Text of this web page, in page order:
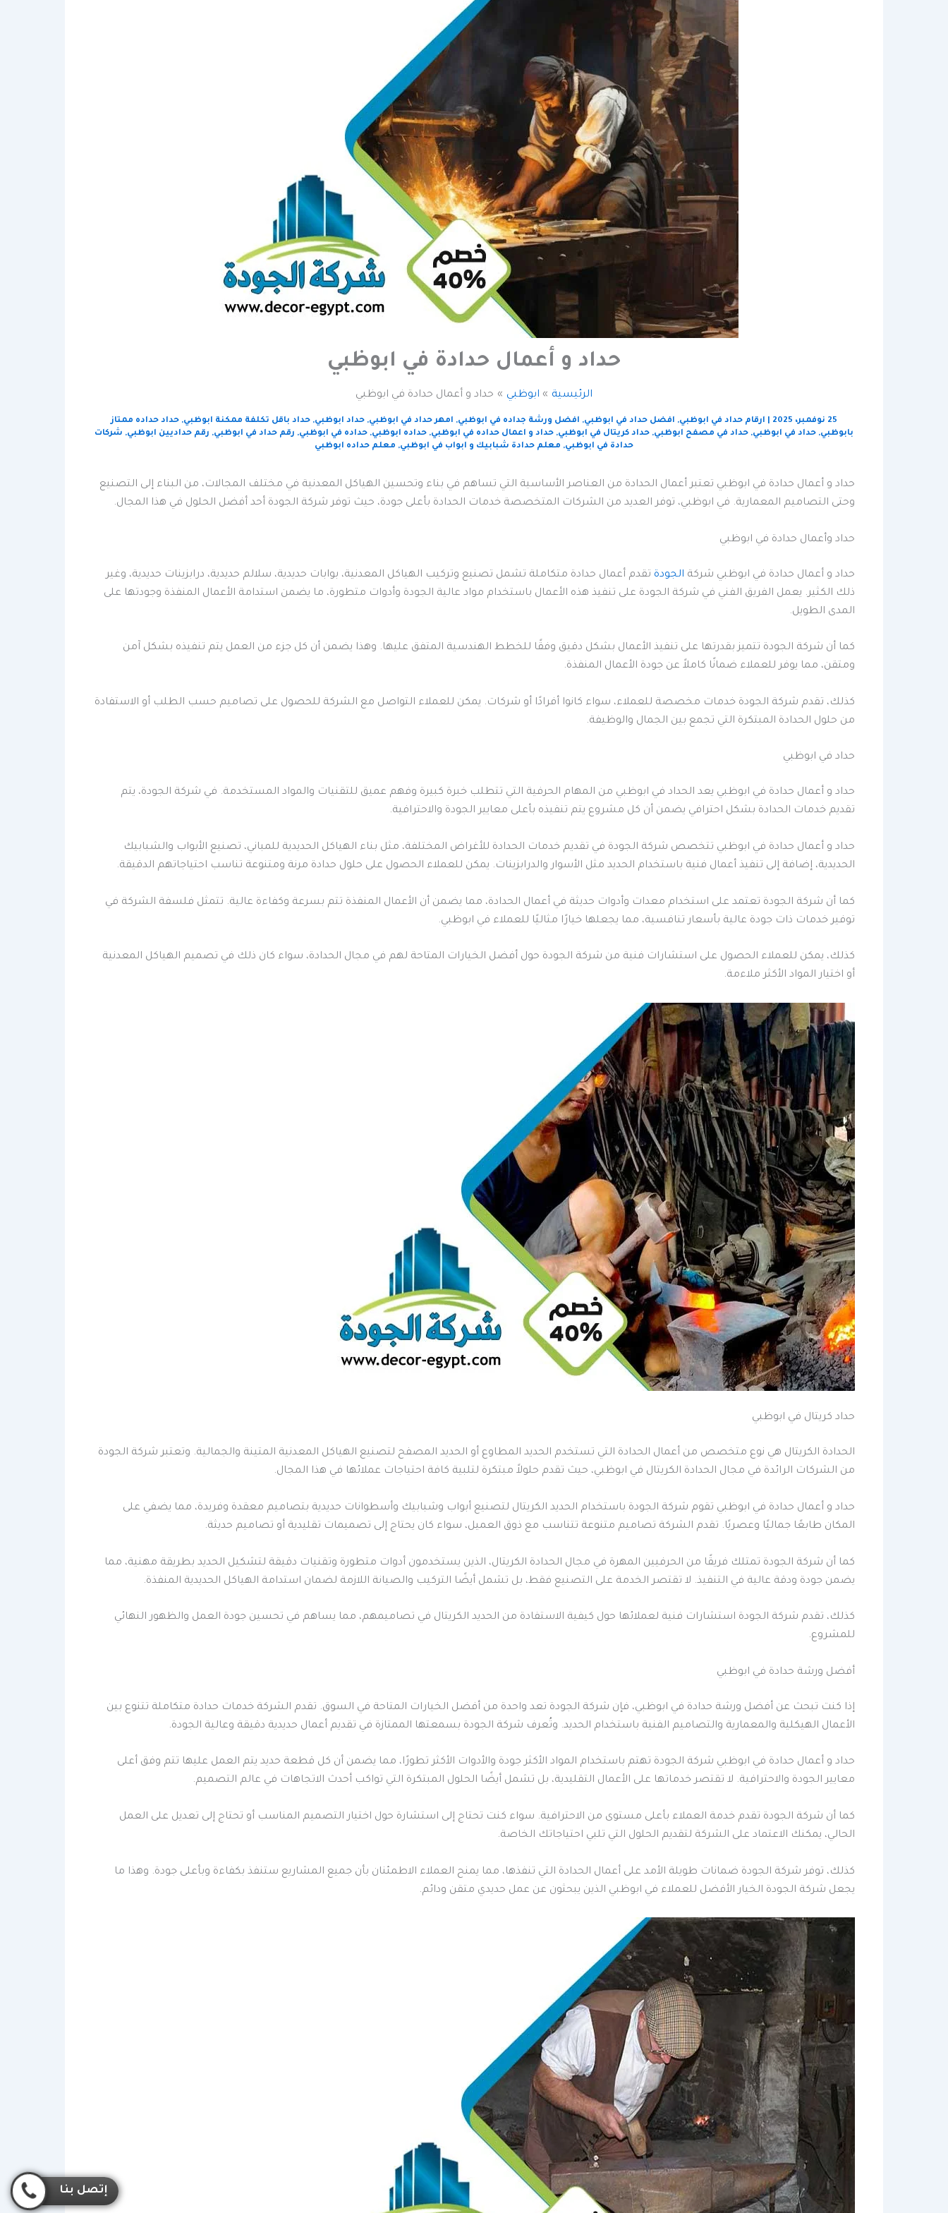
حداد و أعمال حدادة في ابوظبي
الرئيسية ابوظبي حداد و أعمال حدادة في ابوظبي
25 نوفمبر، 2025 ارقام حداد في ابوظبي, افضل حداد في ابوظبي, افضل ورشة جداده في ابوظبي, امهر حداد في ابوظبي, حداد ابوظبي, حداد باقل تكلفة ممكنة ابوظبي, حداد حداده ممتاز
بابوظبي, حداد في ابوظبي, حداد في مصفح ابوظبي, حداد كريتال في ابوظبي, حداد و اعمال حداده في ابوظبي, حداده ابوظبي, حداده في ابوظبي, رقم حداد في ابوظبي, رقم حداديين ابوظبي, شركات
حدادة في ابوظبي, معلم حدادة شبابيك و ابواب في ابوظبي, معلم حداده ابوظبي
حداد و أعمال حدادة في ابوظبي تعتبر أعمال الحدادة من العناصر الأساسية التي تساهم في بناء وتحسين الهياكل المعدنية في مختلف المجالات، من البناء إلى التصنيع
وحتى التصاميم المعمارية. في ابوظبي، توفر العديد من الشركات المتخصصة خدمات الحدادة بأعلى جودة، حيث توفر شركة الجودة أحد أفضل الحلول في هذا المجال.
حداد وأعمال حدادة في ابوظبي
حداد و أعمال حدادة في ابوظبي شركة الجودة تقدم أعمال حدادة متكاملة تشمل تصنيع وتركيب الهياكل المعدنية، بوابات حديدية، سلالم حديدية، درابزينات حديدية، وغير
ذلك الكثير. يعمل الفريق الفني في شركة الجودة على تنفيذ هذه الأعمال باستخدام مواد عالية الجودة وأدوات متطورة، ما يضمن استدامة الأعمال المنفذة وجودتها على
المدى الطويل.
كما أن شركة الجودة تتميز بقدرتها على تنفيذ الأعمال بشكل دقيق وفقًا للخطط الهندسية المتفق عليها. وهذا يضمن أن كل جزء من العمل يتم تنفيذه بشكل آمن
ومتقن، مما يوفر للعملاء ضمانًا كاملاً عن جودة الأعمال المنفذة.
كذلك، تقدم شركة الجودة خدمات مخصصة للعملاء، سواء كانوا أفرادًا أو شركات. يمكن للعملاء التواصل مع الشركة للحصول على تصاميم حسب الطلب أو الاستفادة
من حلول الحدادة المبتكرة التي تجمع بين الجمال والوظيفة.
حداد في ابوظبي
حداد و أعمال حدادة في ابوظبي يعد الحداد في ابوظبي من المهام الحرفية التي تتطلب خبرة كبيرة وفهم عميق للتقنيات والمواد المستخدمة. في شركة الجودة، يتم
تقديم خدمات الحدادة بشكل احترافي يضمن أن كل مشروع يتم تنفيذه بأعلى معايير الجودة والاحترافية.
حداد و أعمال حدادة في ابوظبي تتخصص شركة الجودة في تقديم خدمات الحدادة للأغراض المختلفة، مثل بناء الهياكل الحديدية للمباني، تصنيع الأبواب والشبابيك
الحديدية، إضافة إلى تنفيذ أعمال فنية باستخدام الحديد مثل الأسوار والدرابزينات. يمكن للعملاء الحصول على حلول حدادة مرنة ومتنوعة تناسب احتياجاتهم الدقيقة.
كما أن شركة الجودة تعتمد على استخدام معدات وأدوات حديثة في أعمال الحدادة، مما يضمن أن الأعمال المنفذة تتم بسرعة وكفاءة عالية. تتمثل فلسفة الشركة في
توفير خدمات ذات جودة عالية بأسعار تنافسية، مما يجعلها خيارًا مثاليًا للعملاء في ابوظبي.
كذلك، يمكن للعملاء الحصول على استشارات فنية من شركة الجودة حول أفضل الخيارات المتاحة لهم في مجال الحدادة، سواء كان ذلك في تصميم الهياكل المعدنية
أو اختيار المواد الأكثر ملاءمة.
حداد كريتال في ابوظبي
الحدادة الكريتال هي نوع متخصص من أعمال الحدادة التي تستخدم الحديد المطاوع أو الحديد المصفح لتصنيع الهياكل المعدنية المتينة والجمالية. وتعتبر شركة الجودة
من الشركات الرائدة في مجال الحدادة الكريتال في ابوظبي، حيث تقدم حلولاً مبتكرة لتلبية كافة احتياجات عملائها في هذا المجال.
حداد و أعمال حدادة في ابوظبي تقوم شركة الجودة باستخدام الحديد الكريتال لتصنيع أبواب وشبابيك وأسطوانات حديدية بتصاميم معقدة وفريدة، مما يضفي على
المكان طابعًا جماليًا وعصريًا. تقدم الشركة تصاميم متنوعة تتناسب مع ذوق العميل، سواء كان يحتاج إلى تصميمات تقليدية أو تصاميم حديثة.
كما أن شركة الجودة تمتلك فريقًا من الحرفيين المهرة في مجال الحدادة الكريتال، الذين يستخدمون أدوات متطورة وتقنيات دقيقة لتشكيل الحديد بطريقة مهنية، مما
يضمن جودة ودقة عالية في التنفيذ. لا تقتصر الخدمة على التصنيع فقط، بل تشمل أيضًا التركيب والصيانة اللازمة لضمان استدامة الهياكل الحديدية المنفذة.
كذلك، تقدم شركة الجودة استشارات فنية لعملائها حول كيفية الاستفادة من الحديد الكريتال في تصاميمهم، مما يساهم في تحسين جودة العمل والظهور النهائي
للمشروع.
أفضل ورشة حدادة في ابوظبي
إذا كنت تبحث عن أفضل ورشة حدادة في ابوظبي، فإن شركة الجودة تعد واحدة من أفضل الخيارات المتاحة في السوق. تقدم الشركة خدمات حدادة متكاملة تتنوع بين
الأعمال الهيكلية والمعمارية والتصاميم الفنية باستخدام الحديد. وتُعرف شركة الجودة بسمعتها الممتازة في تقديم أعمال حديدية دقيقة وعالية الجودة.
حداد و أعمال حدادة في ابوظبي شركة الجودة تهتم باستخدام المواد الأكثر جودة والأدوات الأكثر تطورًا، مما يضمن أن كل قطعة حديد يتم العمل عليها تتم وفق أعلى
معايير الجودة والاحترافية. لا تقتصر خدماتها على الأعمال التقليدية، بل تشمل أيضًا الحلول المبتكرة التي تواكب أحدث الاتجاهات في عالم التصميم.
كما أن شركة الجودة تقدم خدمة العملاء بأعلى مستوى من الاحترافية. سواء كنت تحتاج إلى استشارة حول اختيار التصميم المناسب أو تحتاج إلى تعديل على العمل
الحالي، يمكنك الاعتماد على الشركة لتقديم الحلول التي تلبي احتياجاتك الخاصة.
كذلك، توفر شركة الجودة ضمانات طويلة الأمد على أعمال الحدادة التي تنفذها، مما يمنح العملاء الاطمئنان بأن جميع المشاريع ستنفذ بكفاءة وبأعلى جودة. وهذا ما
يجعل شركة الجودة الخيار الأفضل للعملاء في ابوظبي الذين يبحثون عن عمل حديدي متقن ودائم.
إتصل بنا